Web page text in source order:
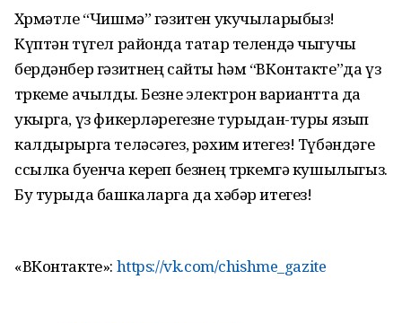
Хөрмәтле “Чишмә” гәзитен укучыларыбыз!
Күптән түгел районда татар телендә чыгучы
бердәнбер гәзитнең сайты һәм “ВКонтакте”да үз
төркеме ачылды. Безне электрон вариантта да
укырга, үз фикерләрегезне турыдан-туры язып
калдырырга теләсәгез, рәхим итегез! Түбәндәге
ссылка буенча кереп безнең төркемгә кушылыгыз.
Бу турыда башкаларга да хәбәр итегез!
«ВКонтакте»: https://vk.com/chishme_gazite